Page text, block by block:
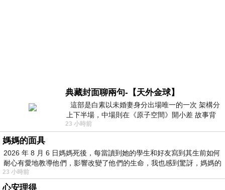
典藏封面聊兩句-【天外金球】
這部是白素以未婚妻身分出場唯一的一次 架構分
上下半場，中場則在《原子空間》開小差 故事背
景影射西藏境外流亡 地下組織
23 小時前
媽媽的面具
2026 年 8 月 6 日媽媽死後，每當讀到她的學生和好友寫到其生前如何
耐心有愛地教導他們，影響改變了他們的生命，我也感到驚訝，媽媽的
23 小時前
心安理得